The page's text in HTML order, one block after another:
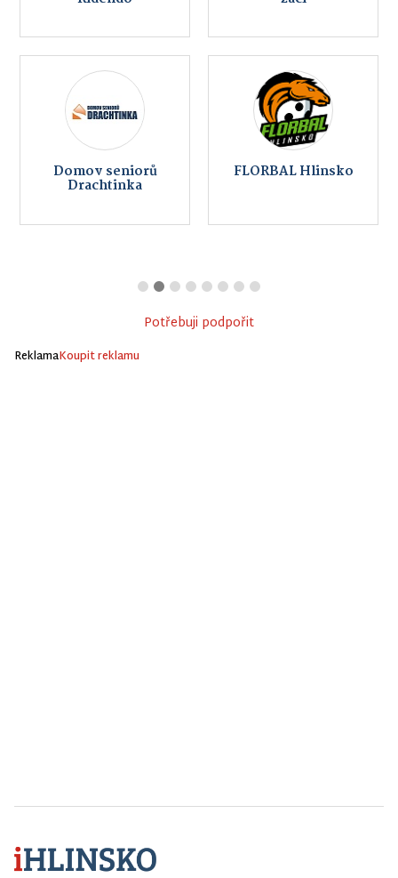
Domov seniorů
Drachtinka
FLORBAL Hlinsko
Potřebuji podpořit
ReklamaKoupit reklamu